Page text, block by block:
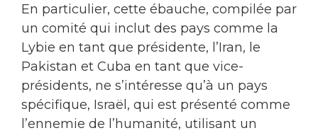
En particulier, cette ébauche, compilée par
un comité qui inclut des pays comme la
Lybie en tant que présidente, l’Iran, le
Pakistan et Cuba en tant que vice-
présidents, ne s’intéresse qu’à un pays
spécifique, Israël, qui est présenté comme
l’ennemie de l’humanité, utilisant un